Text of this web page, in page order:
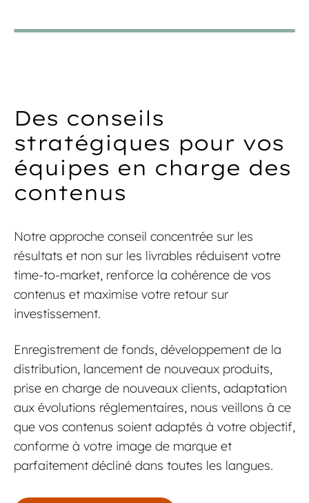
opérationnels optimisés
Modéliser vos processus
Prendre rendez-vous
Connecter les outils de l’écosystème éditorial
Identifier et mettre en œuvre des solutions
générant un retour sur investissement
mesurable
Prendre rendez-vous
Des conseils
stratégiques pour vos
équipes en charge des
contenus
Notre approche conseil concentrée sur les
résultats et non sur les livrables réduisent votre
time-to-market, renforce la cohérence de vos
contenus et maximise votre retour sur
investissement.
Enregistrement de fonds, développement de la
distribution, lancement de nouveaux produits,
prise en charge de nouveaux clients, adaptation
aux évolutions réglementaires, nous veillons à ce
que vos contenus soient adaptés à votre objectif,
conforme à votre image de marque et
parfaitement décliné dans toutes les langues.